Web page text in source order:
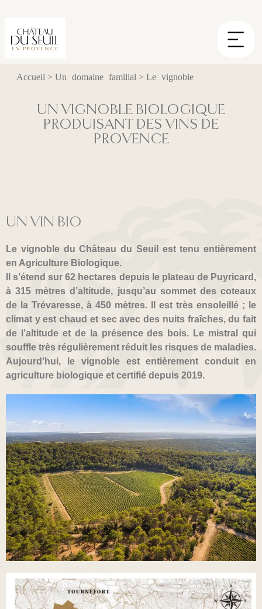
Accueil > Un domaine familial > Le vignoble
UN VIGNOBLE BIOLOGIQUE
PRODUISANT DES VINS DE
PROVENCE
UN VIN BIO
Le vignoble du Château du Seuil est tenu entièrement
en Agriculture Biologique.
Il s’étend sur 62 hectares depuis le plateau de Puyricard,
à 315 mètres d’altitude, jusqu’au sommet des coteaux
de la Trévaresse, à 450 mètres. Il est très ensoleillé ; le
climat y est chaud et sec avec des nuits fraîches, du fait
de l’altitude et de la présence des bois. Le mistral qui
souffle très régulièrement réduit les risques de maladies.
Aujourd’hui, le vignoble est entièrement conduit en
agriculture biologique et certifié depuis 2019.